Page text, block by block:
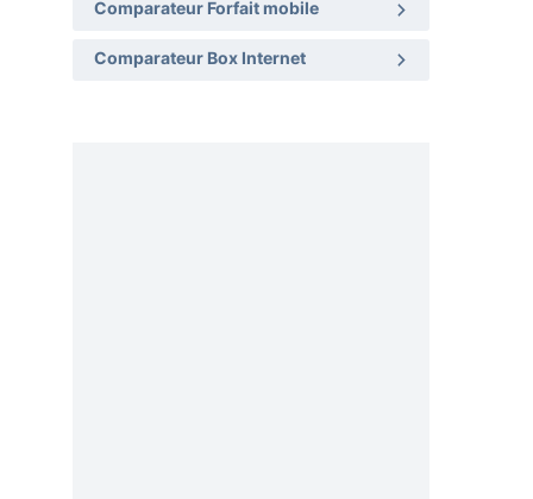
Comparateur Forfait mobile
Comparateur Box Internet